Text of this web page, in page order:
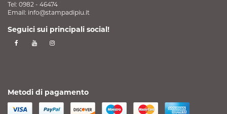
Tel: 0982 - 46474
Email: info@stampadipiu.it
Seguici sui principali social!
Metodi di pagamento